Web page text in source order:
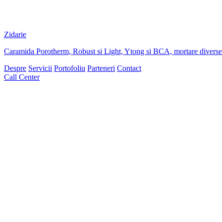
Zidarie
Caramida Porotherm, Robust si Light, Ytong si BCA, mortare
Despre Servicii Portofoliu Parteneri Contact
Call Center